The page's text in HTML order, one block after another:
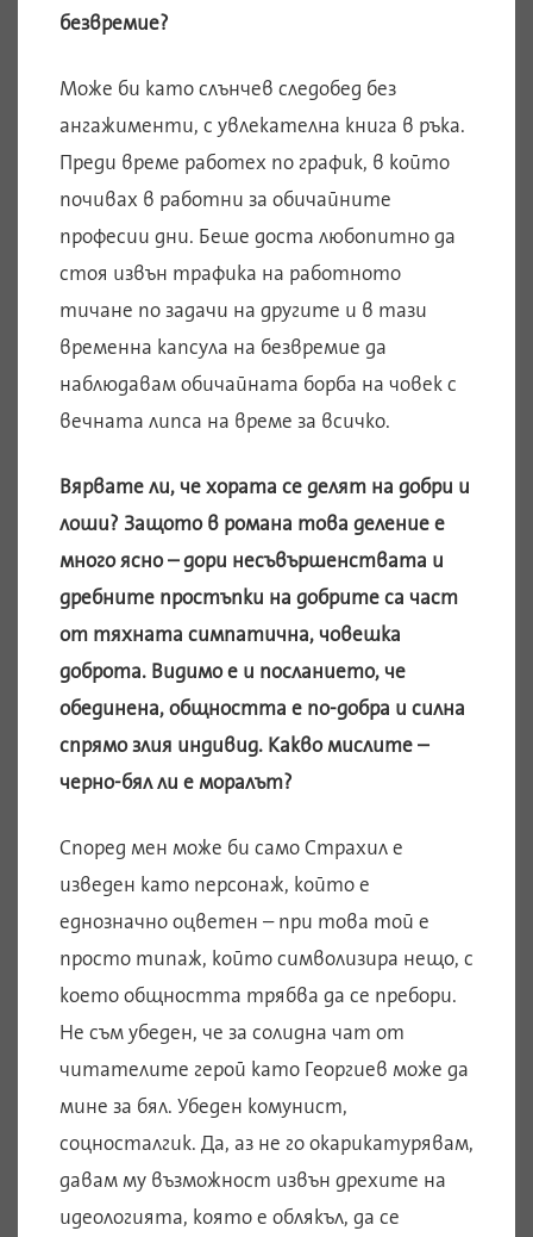
безвремие?
Може би като слънчев следобед без
ангажименти, с увлекателна книга в ръка.
Преди време работех по график, в който
почивах в работни за обичайните
професии дни. Беше доста любопитно да
стоя извън трафика на работното
тичане по задачи на другите и в тази
временна капсула на безвремие да
наблюдавам обичайната борба на човек с
вечната липса на време за всичко.
Вярвате ли, че хората се делят на добри и
лоши? Защото в романа това деление е
много ясно – дори несъвършенствата и
дребните простъпки на добрите са част
от тяхната симпатична, човешка
доброта. Видимо е и посланието, че
обединена, общността е по-добра и силна
спрямо злия индивид. Какво мислите –
черно-бял ли е моралът?
Според мен може би само Страхил е
изведен като персонаж, който е
еднозначно оцветен – при това той е
просто типаж, който символизира нещо, с
което общността трябва да се пребори.
Не съм убеден, че за солидна чат от
читателите герой като Георгиев може да
мине за бял. Убеден комунист,
соцносталгик. Да, аз не го окарикатурявам,
давам му възможност извън дрехите на
идеологията, която е облякъл, да се